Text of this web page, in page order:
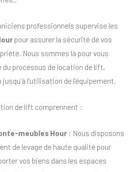
professionnels supervise les
pour assurer la sécurité de vos
Nous sommes là pour vous
du processus de location de lift,
l’utilisation de l’équipement.
de lift comprennent :
meubles Hour: Nous disposons
de levage de haute qualité pour
vos biens dans les espaces